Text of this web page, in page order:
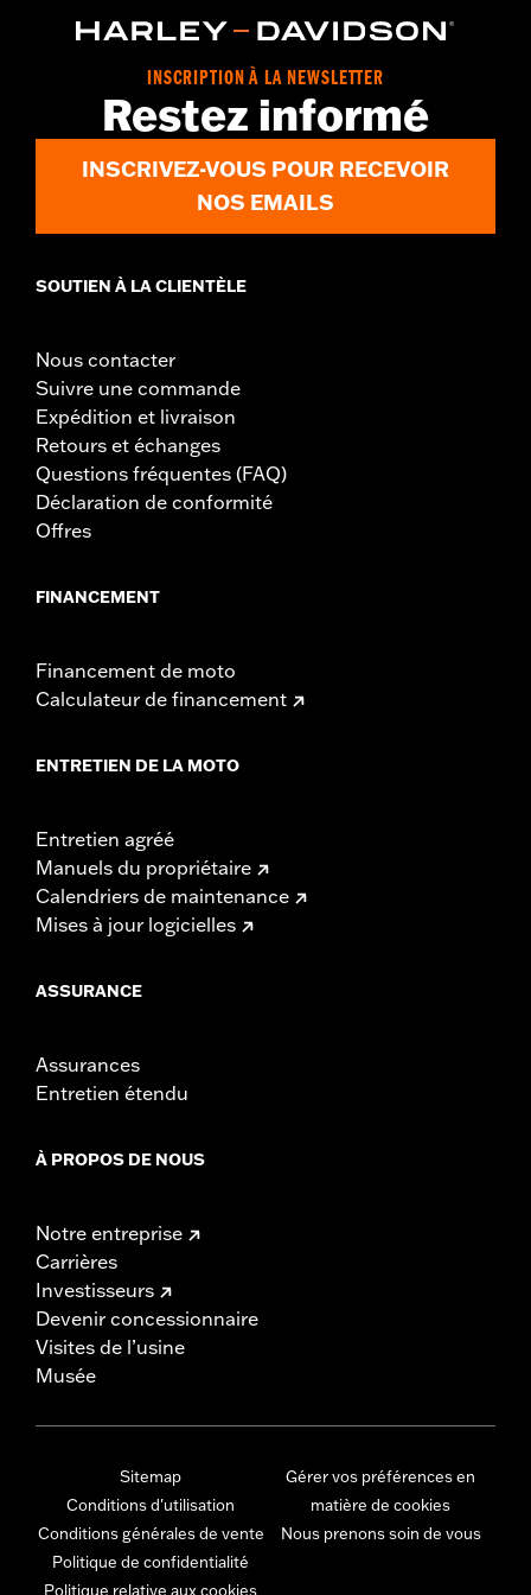
INSCRIPTION À LA NEWSLETTER
Restez informé
INSCRIVEZ-VOUS POUR RECEVOIR
NOS EMAILS
SOUTIEN À LA CLIENTÈLE
Nous contacter
Suivre une commande
Expédition et livraison
Retours et échanges
Questions fréquentes (FAQ)
Déclaration de conformité
Offres
FINANCEMENT
Financement de moto
Calculateur de financement
ENTRETIEN DE LA MOTO
Entretien agréé
Manuels du propriétaire
Calendriers de maintenance
Mises à jour logicielles
ASSURANCE
Assurances
Entretien étendu
À PROPOS DE NOUS
Notre entreprise
Carrières
Investisseurs
Devenir concessionnaire
Visites de l’usine
Musée
Sitemap
Conditions d'utilisation
Conditions générales de vente
Politique de confidentialité
Politique relative aux cookies
Gérer vos préférences en
matière de cookies
Nous prenons soin de vous